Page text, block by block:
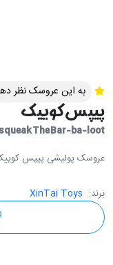
به این عروسک نظر
پیپس کوییک
The Bar-ba-loot
عروسک پولیشی پیپس
برند: XinTai Toys